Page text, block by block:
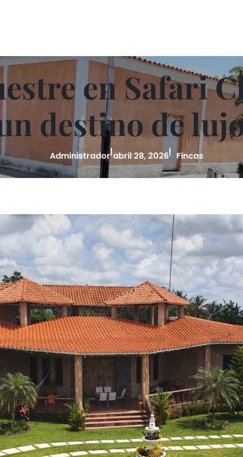
en Safari
destino de
Administrador|abril 28, 2026| Fincas